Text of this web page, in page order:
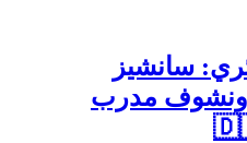
سانشيز
ونشوف مدرب